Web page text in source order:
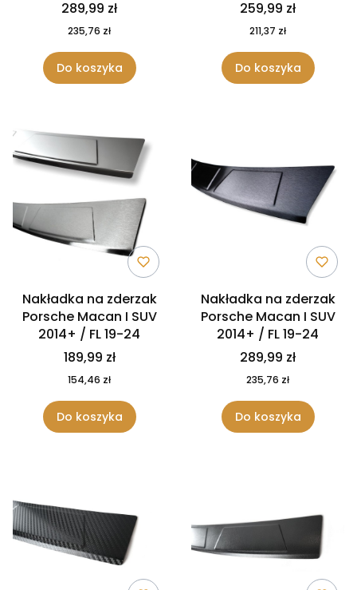
289,99 zł
235,76 zł
Do koszyka
259,99 zł
211,37 zł
Do koszyka
Nakładka na zderzak
Porsche Macan I SUV
2014+ / FL 19-24
189,99 zł
154,46 zł
Do koszyka
Nakładka na zderzak
Porsche Macan I SUV
2014+ / FL 19-24
289,99 zł
235,76 zł
Do koszyka